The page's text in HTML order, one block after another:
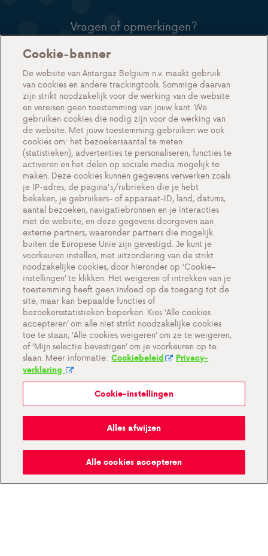
Vragen of opmerkingen?
Neem contact met ons
op
Contact
Onze diensten
Partnerschap voor installateurs
Gas in flessen voor professionals
LPG als autobrandstof
Nieuwsbrief
Over ons
Events
Alles over Antargaz
Contacteer ons
Cookie-instellingen
Belangrijke documenten en algemene
Privacy en cookiebeleid BE
Cookie-banner
De website van Antargaz Belgium n.v. maakt gebruik
van cookies en andere trackingtools. Sommige daarvan
zijn strikt noodzakelijk voor de werking van de website
en vereisen geen toestemming van jouw kant. We
gebruiken cookies die nodig zijn voor de werking van
de website. Met jouw toestemming gebruiken we ook
cookies om: het bezoekersaantal te meten
(statistieken), advertenties te personaliseren, functies te
activeren en het delen op sociale media mogelijk te
maken. Deze cookies kunnen gegevens verwerken zoals
je IP-adres, de pagina's/rubrieken die je hebt
bekeken, je gebruikers- of apparaat-ID, land, datums,
aantal bezoeken, navigatiebronnen en je interacties
met de website, en deze gegevens doorgeven aan
externe partners, waaronder partners die mogelijk
buiten de Europese Unie zijn gevestigd. Je kunt je
voorkeuren instellen, met uitzondering van de strikt
noodzakelijke cookies, door hieronder op ‘Cookie-
instellingen’ te klikken. Het weigeren of intrekken van je
toestemming heeft geen invloed op de toegang tot de
site, maar kan bepaalde functies of
bezoekersstatistieken beperken. Kies ‘Alle cookies
accepteren’ om alle niet strikt noodzakelijke cookies
toe te staan, ‘Alle cookies weigeren’ om ze te weigeren,
of ‘Mijn selectie bevestigen’ om je voorkeuren op te
slaan. Meer informatie: Cookiebeleid
Privacy-
verklaring
Cookie-instellingen
Alles afwijzen
Alle cookies accepteren